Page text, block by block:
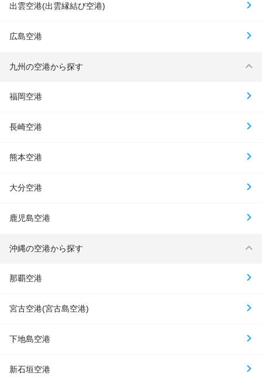
出雲空港(出雲縁結び空港)
広島空港
九州の空港から探す
福岡空港
長崎空港
熊本空港
大分空港
鹿児島空港
沖縄の空港から探す
那覇空港
宮古空港(宮古島空港)
下地島空港
新石垣空港